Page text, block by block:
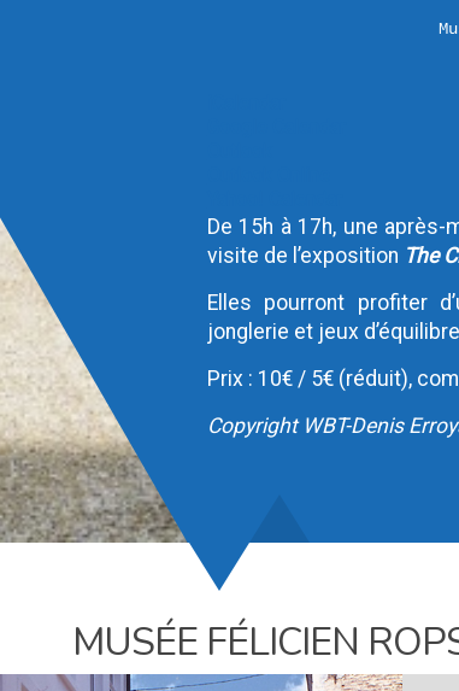
De 15h à 17h, une
visite de l’exposition The
Elles pourront profiter
jonglerie et jeux
Prix : 10€ / 5€ (réduit),
Copyright WBT-Denis
MUSÉE FÉLICIEN